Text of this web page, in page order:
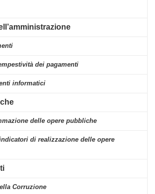
dei pagamenti
informatici
delle opere pubbliche
di realizzazione delle opere
Corruzione